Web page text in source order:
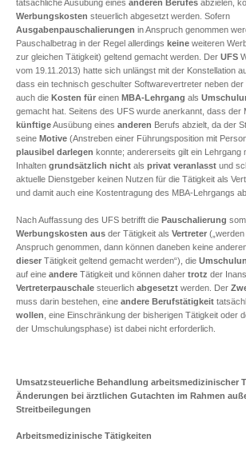
tatsächliche Ausübung eines anderen Berufes abzielen,
Werbungskosten steuerlich abgesetzt werden. Sofern
Ausgabenpauschalierungen in Anspruch genommen
Pauschalbetrag in der Regel allerdings keine weiteren
zur gleichen Tätigkeit) geltend gemacht werden. Der UFS
vom 19.11.2013) hatte sich unlängst mit der Konstellation
dass ein technisch geschulter Softwarevertreter neben der
auch die Kosten für einen MBA-Lehrgang als
gemacht hat. Seitens des UFS wurde anerkannt, dass der
künftigeAusübung eines anderen Berufs abzielt, da der
seine Motive (Anstreben einer Führungsposition mit
plausibel darlegen konnte; andererseits gilt ein Lehrgang
Inhalten grundsätzlich nicht als privat veranlasst und
aktuelle Dienstgeber keinen Nutzen für die Tätigkeit als
und damit auch eine Kostentragung des MBA-Lehrgangs
Nach Auffassung des UFS betrifft die Pauschalierung
Werbungskosten aus der Tätigkeit als Vertreter
Anspruch genommen, dann können daneben keine
dieser Tätigkeit geltend gemacht werden“), die
auf eine andere Tätigkeit und können daher trotz der
Vertreterpauschale steuerlich abgesetzt werden. Der
muss darin bestehen, eine andere Berufstätigkeit
wollen , eine Einschränkung der bisherigen Tätigkeit oder
der Umschulungsphase) ist dabei nicht erforderlich.
Umsatzsteuerliche Behandlung arbeitsmedizinischer
Änderungen bei ärztlichen Gutachten im Rahmen
Streitbeilegungen
Arbeitsmedizinische Tätigkeiten